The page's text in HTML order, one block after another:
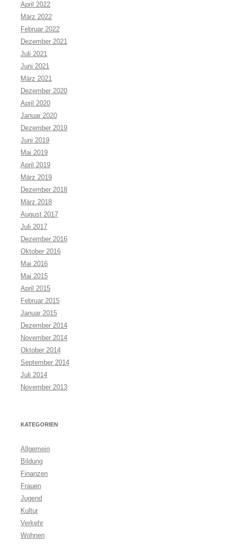
April 2022
März 2022
Februar 2022
Dezember 2021
Juli 2021
Juni 2021
März 2021
Dezember 2020
April 2020
Januar 2020
Dezember 2019
Juni 2019
Mai 2019
April 2019
März 2019
Dezember 2018
März 2018
August 2017
Juli 2017
Dezember 2016
Oktober 2016
Mai 2016
Mai 2015
April 2015
Februar 2015
Januar 2015
Dezember 2014
November 2014
Oktober 2014
September 2014
Juli 2014
November 2013
KATEGORIEN
Allgemein
Bildung
Finanzen
Frauen
Jugend
Kultur
Verkehr
Wohnen